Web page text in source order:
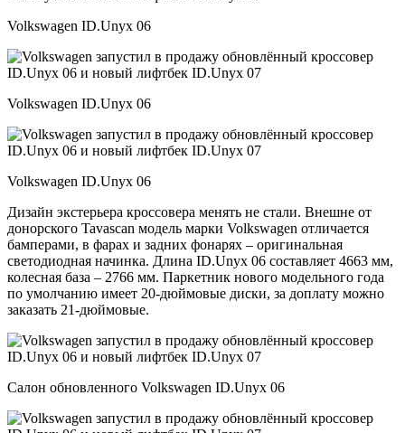
Volkswagen ID.Unyx 06
Volkswagen ID.Unyx 06
Volkswagen ID.Unyx 06
Дизайн экстерьера кроссовера менять не стали. Внешне от
донорского Tavascan модель марки Volkswagen отличается
бамперами, в фарах и задних фонарях – оригинальная
светодиодная начинка. Длина ID.Unyx 06 составляет 4663 мм,
колесная база – 2766 мм. Паркетник нового модельного года
по умолчанию имеет 20-дюймовые диски, за доплату можно
заказать 21-дюймовые.
Салон обновленного Volkswagen ID.Unyx 06